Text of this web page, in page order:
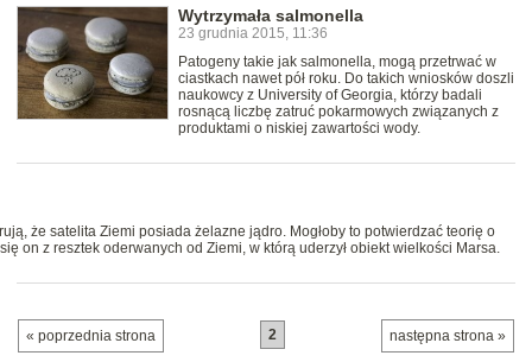
Wytrzymała salmonella
23 grudnia 2015, 11:36
Patogeny takie jak salmonella, mogą przetrwać w
ciastkach nawet pół roku. Do takich wniosków doszli
naukowcy z University of Georgia, którzy badali
rosnącą liczbę zatruć pokarmowych związanych z
produktami o niskiej zawartości wody.
że satelita Ziemi posiada żelazne jądro. Mogłoby to potwierdzać teorię o
on z resztek oderwanych od Ziemi, w którą uderzył obiekt wielkości Marsa.
« poprzednia strona następna strona »
2